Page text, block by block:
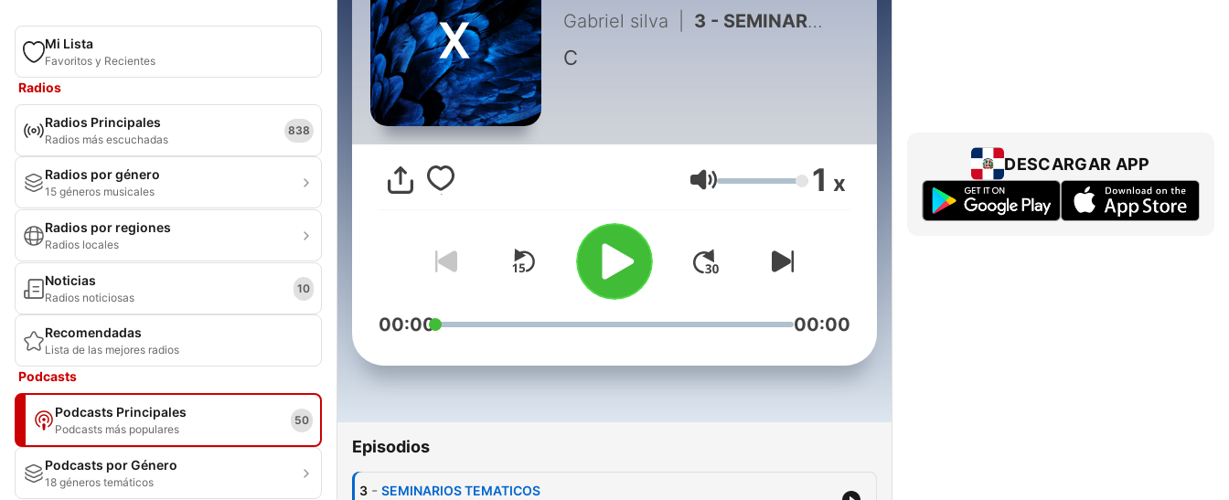
Mi Lista
Favoritos y Recientes
Radios
Radios Principales
Radios más escuchadas
838
Radios por género
15 géneros musicales
Radios por regiones
Radios locales
Noticias
Radios noticiosas
10
Recomendadas
Lista de las mejores radios
Podcasts
Podcasts Principales
Podcasts más populares
50
Podcasts por Género
18 géneros temáticos
Gabriel silva 3 - SEMINARIOS TEMATICOS
C
Volumen 1 x
00:00 00:00
Episodios
3 - SEMINARIOS TEMATICOS
DESCARGAR APP